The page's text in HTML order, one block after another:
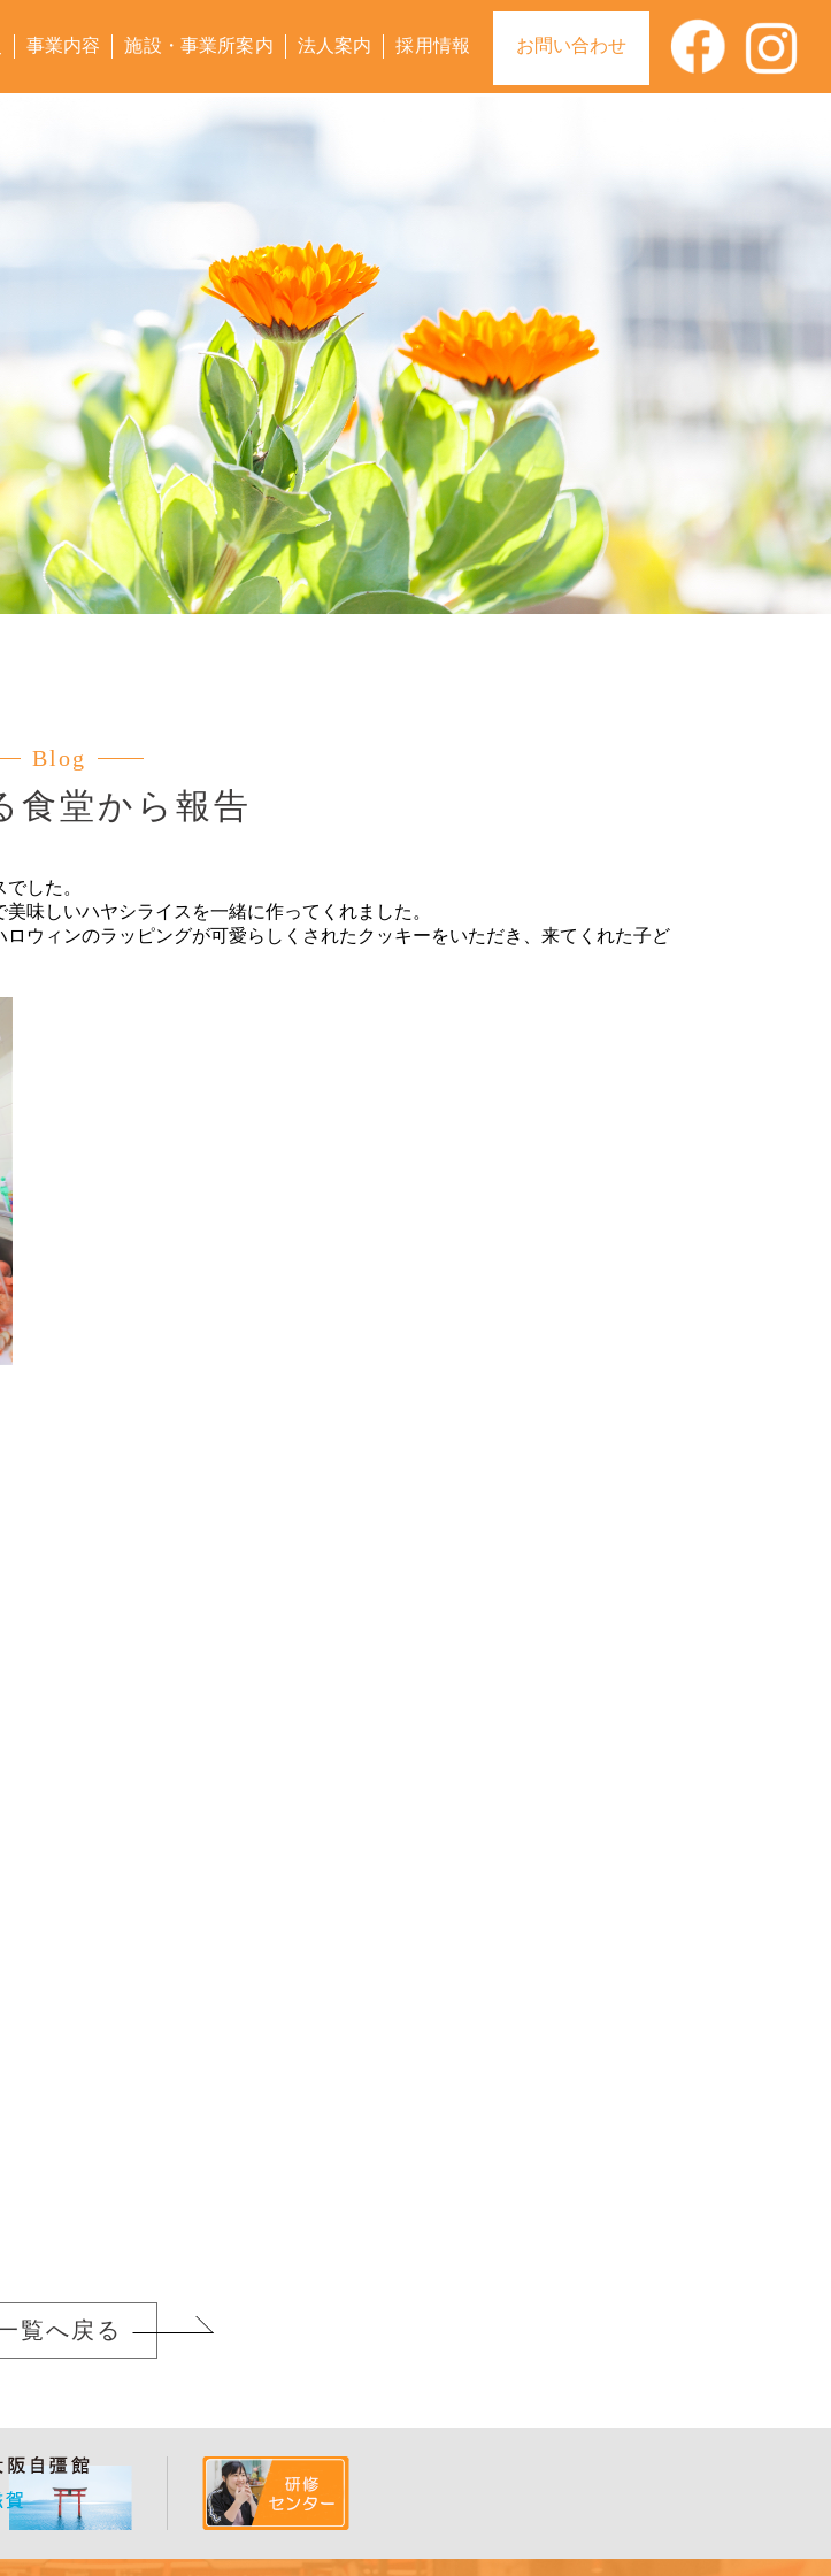
お問い合わせ
事業内容 施設・事業所案内 法人案内 採用情報
Blog
食堂から報告
した。
味しいハヤシライスを一緒に作ってくれました。
ウィンのラッピングが可愛らしくされたクッキーをいただき、来てくれた子ど
覧へ戻る